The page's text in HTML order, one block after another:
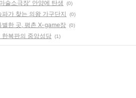
술소극장' 안양에 탄생 (0)
파가 찾는 의왕 가구단지 (0)
별한 곳, 평촌 X-game장 (0)
한복판의 중앙성당 (1)